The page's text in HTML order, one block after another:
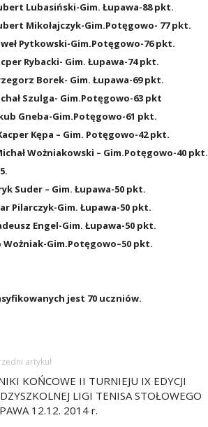
Lubasiński-Gim. Łupawa-88 pkt.
Mikołajczyk-Gim.Potęgowo- 77 pkt.
Pytkowski-Gim.Potęgowo-76 pkt.
Rybacki- Gim. Łupawa-74 pkt.
Borek- Gim. Łupawa-69 pkt.
Szulga- Gim.Potęgowo-63 pkt
Gneba-Gim.Potęgowo-61 pkt.
Kępa – Gim. Potęgowo-42 pkt.
Wożniakowski – Gim.Potęgowo-40 pkt.
Suder – Gim. Łupawa-50 pkt.
Pilarczyk-Gim. Łupawa-50 pkt.
Engel-Gim. Łupawa-50 pkt.
Wożniak-Gim.Potęgowo–50 pkt.
jest 70 uczniów.
artykuł
KOŃCOWE II TURNIEJU IX EDYCJI
LIGI TENISA STOŁOWEGO
12.12. 2014 r.